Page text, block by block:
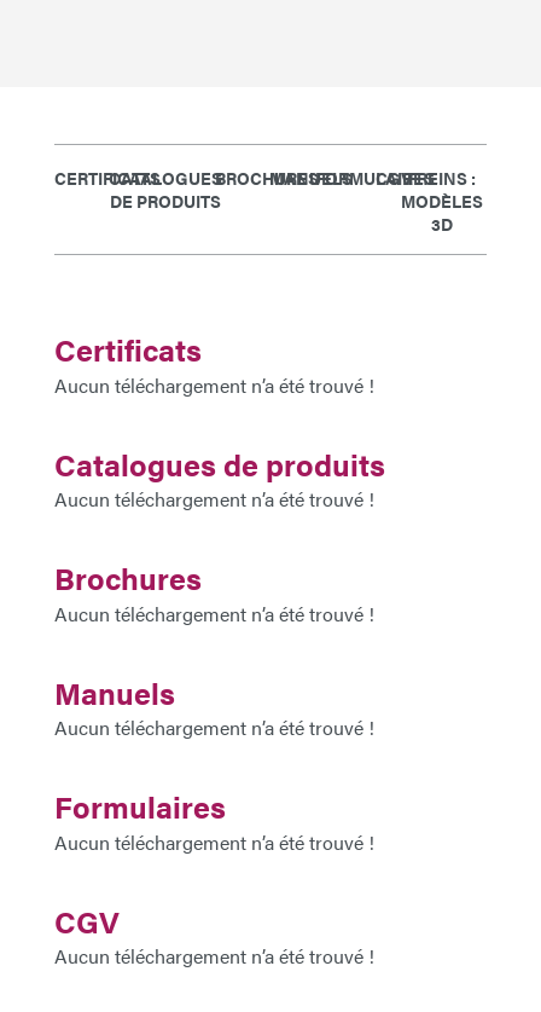
CERTIFICATSCATALOGUES
DE PRODUITS
BROCHURES
MANUELSFORMULAIRES
CGVFREINS :
MODÈLES
3D
Certificats
Aucun téléchargement n’a été trouvé !
Catalogues de produits
Aucun téléchargement n’a été trouvé !
Brochures
Aucun téléchargement n’a été trouvé !
Manuels
Aucun téléchargement n’a été trouvé !
Formulaires
Aucun téléchargement n’a été trouvé !
CGV
Aucun téléchargement n’a été trouvé !